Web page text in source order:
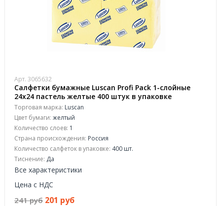
Арт. 3065632
Салфетки бумажные Luscan Profi Pack 1-слойные
24х24 пастель желтые 400 штук в упаковке
Торговая марка: Luscan
Цвет бумаги: желтый
Количество слоев: 1
Страна происхождения: Россия
Количество салфеток в упаковке: 400 шт.
Тиснение: Да
Все характеристики
Цена с НДС
241 руб 201 руб